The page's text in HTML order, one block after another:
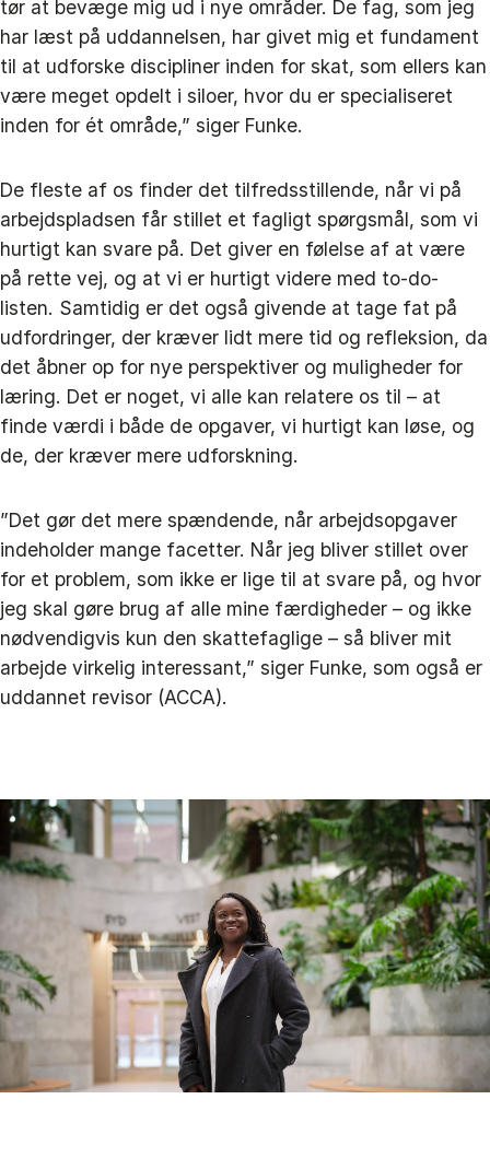
tør at bevæge mig ud i nye områder. De fag, som jeg
har læst på uddannelsen, har givet mig et fundament
til at udforske discipliner inden for skat, som ellers kan
være meget opdelt i siloer, hvor du er specialiseret
inden for ét område,” siger Funke.
De fleste af os finder det tilfredsstillende, når vi på
arbejdspladsen får stillet et fagligt spørgsmål, som vi
hurtigt kan svare på. Det giver en følelse af at være
på rette vej, og at vi er hurtigt videre med to-do-
listen. Samtidig er det også givende at tage fat på
udfordringer, der kræver lidt mere tid og refleksion, da
det åbner op for nye perspektiver og muligheder for
læring. Det er noget, vi alle kan relatere os til – at
finde værdi i både de opgaver, vi hurtigt kan løse, og
de, der kræver mere udforskning.
”Det gør det mere spændende, når arbejdsopgaver
indeholder mange facetter. Når jeg bliver stillet over
for et problem, som ikke er lige til at svare på, og hvor
jeg skal gøre brug af alle mine færdigheder – og ikke
nødvendigvis kun den skattefaglige – så bliver mit
arbejde virkelig interessant,” siger Funke, som også er
uddannet revisor (ACCA).